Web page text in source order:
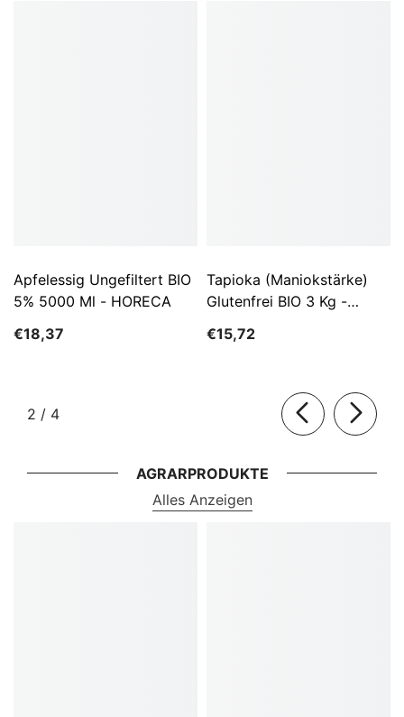
Apfelessig Ungefiltert BIO
5% 5000 Ml - HORECA
€18,37
Tapioka (Maniokstärke)
Glutenfrei BIO 3 Kg -
€15,72
2 / von
4
AGRARPRODUKTE
Alles Anzeigen